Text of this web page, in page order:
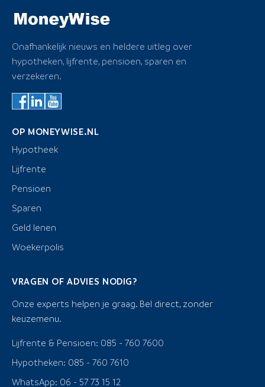
Onafhankelijk nieuws en heldere uitleg over
hypotheken, lijfrente, pensioen, sparen en
verzekeren.
OP MONEYWISE.NL
Hypotheek
Lijfrente
Pensioen
Sparen
Geld lenen
Woekerpolis
VRAGEN OF ADVIES NODIG?
Onze experts helpen je graag. Bel direct, zonder
keuzemenu.
Lijfrente & Pensioen: 085 - 760 7600
Hypotheken: 085 - 760 7610
WhatsApp: 06 - 57 73 15 12